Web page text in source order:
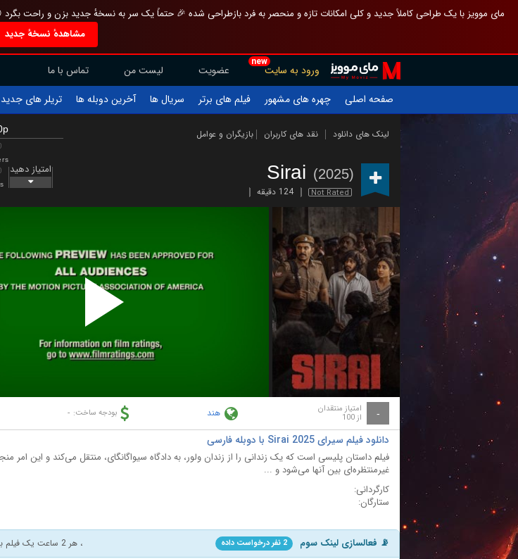
مای موویز با یک طراحی کاملاً جدید و کلی امکانات تازه و منحصر به فرد بازطراحی شده 🎉 حتماً یک سر به نسخهٔ جدید بزن و راحت
مشاهدهٔ نسخهٔ جدید
new
ورود به سایت عضویت لیست من
تماس با ما
صفحه اصلی
چهره های مشهور فیلم های برتر سریال ها آخرین دوبله ها تریلر های جدید
لینک های دانلود نقد های کاربران بازیگران و عوامل
Sirai (2025)
Not Rated 124 دقیقه
امتیاز دهید
Play
Video
- امتیاز منتقدان
از 100 هند بودجه ساخت: -
دانلود فیلم سیرای Sirai 2025 با دوبله فارسی
فیلم داستان پلیسی است که یک زندانی را از زندان ولور، به دادگاه سیواگانگای، منتقل می‌کند و این امر
غیرمنتظره‌ای بین آنها می‌شود و ...
کارگردانی:
ستارگان:
📡 فعالسازی لینک سوم 2 نفر درخواست داده ، هر 2 ساعت یک فیلم برای یک کاربر ویژه